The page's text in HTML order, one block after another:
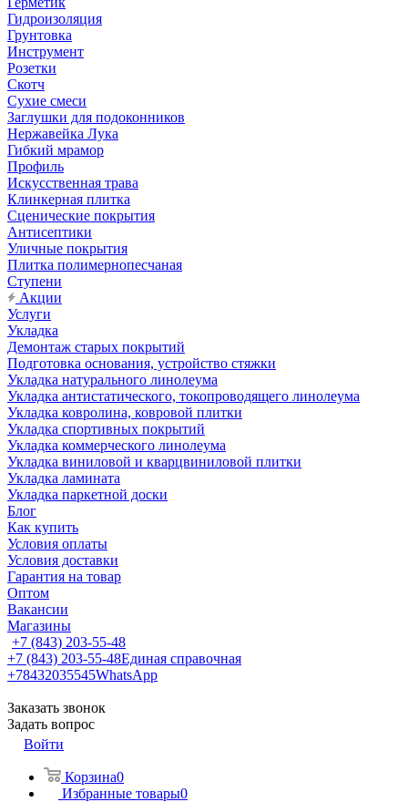
Гидроизоляция
Грунтовка
Инструмент
Розетки
Скотч
Сухие смеси
Заглушки для подоконников
Нержавейка Лука
Гибкий мрамор
Профиль
Искусственная трава
Клинкерная плитка
Сценические покрытия
Антисептики
Уличные покрытия
Плитка полимернопесчаная
Ступени
Акции
Услуги
Укладка
Демонтаж старых покрытий
Подготовка основания, устройство стяжки
Укладка натурального линолеума
Укладка антистатического, токопроводящего линолеума
Укладка ковролина, ковровой плитки
Укладка спортивных покрытий
Укладка коммерческого линолеума
Укладка виниловой и кварцвиниловой плитки
Укладка ламината
Укладка паркетной доски
Блог
Как купить
Условия оплаты
Условия доставки
Гарантия на товар
Оптом
Вакансии
Магазины
+7 (843) 203-55-48
+7 (843) 203-55-48Единая справочная
+78432035545WhatsApp
Заказать звонок
Задать вопрос
Войти
Корзина0
Избранные товары0